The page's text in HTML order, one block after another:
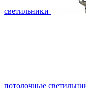
светильники
потолочные